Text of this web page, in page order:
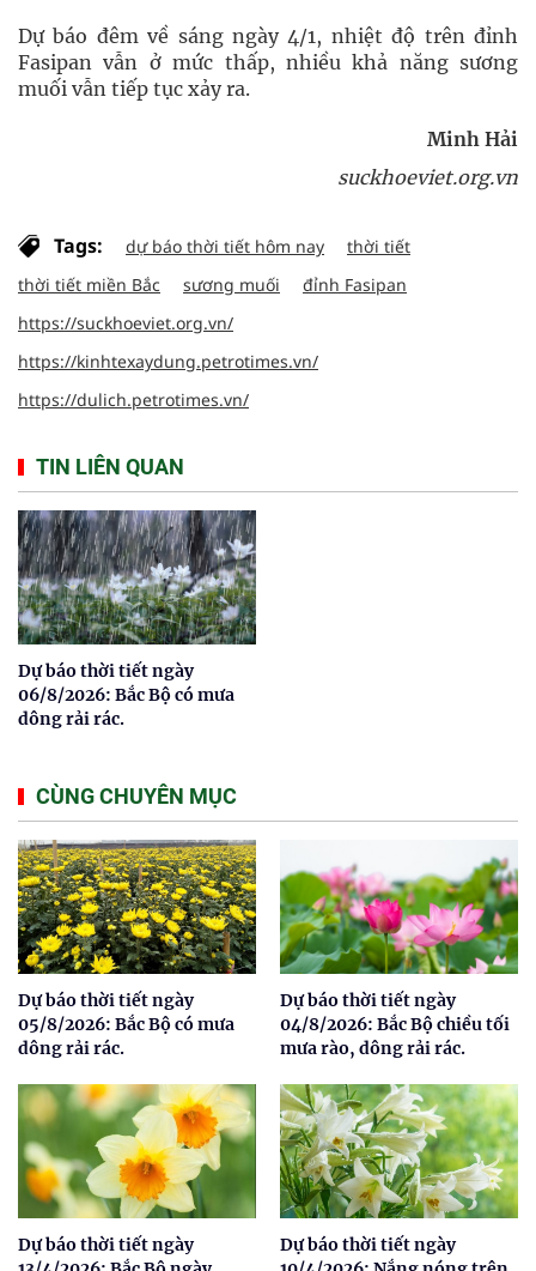
Dự báo đêm về sáng ngày 4/1, nhiệt độ trên đỉnh
Fasipan vẫn ở mức thấp, nhiều khả năng sương
muối vẫn tiếp tục xảy ra.
Minh Hải
suckhoeviet.org.vn
Tags: dự báo thời tiết hôm nay
thời tiết
thời tiết miền Bắc
sương muối
đỉnh Fasipan
https://suckhoeviet.org.vn/
https://kinhtexaydung.petrotimes.vn/
https://dulich.petrotimes.vn/
TIN LIÊN QUAN
Dự báo thời tiết ngày
06/8/2026: Bắc Bộ có mưa
dông rải rác.
CÙNG CHUYÊN MỤC
Dự báo thời tiết ngày
05/8/2026: Bắc Bộ có mưa
dông rải rác.
Dự báo thời tiết ngày
04/8/2026: Bắc Bộ chiều tối
mưa rào, dông rải rác.
Dự báo thời tiết ngày
Dự báo thời tiết ngày